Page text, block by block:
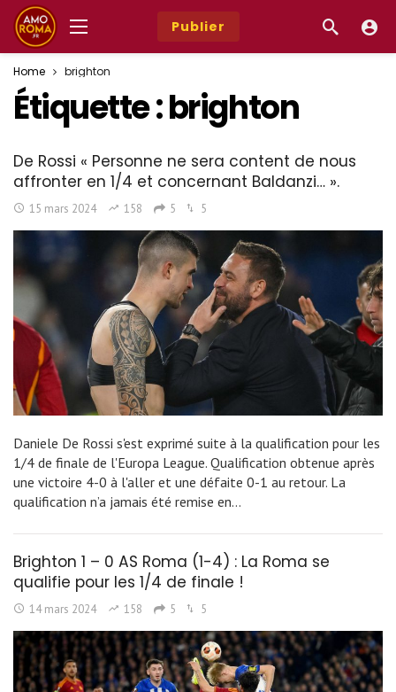
Publier
Home brighton
Étiquette :brighton
De Rossi « Personne ne sera content de nous
affronter en 1/4 et concernant Baldanzi… ».
15 mars 2024 158 5 5
Daniele De Rossi s'est exprimé suite à la qualification pour les
1/4 de finale de l'Europa League. Qualification obtenue après
une victoire 4-0 à l'aller et une défaite 0-1 au retour. La
qualification n’a jamais été remise en…
Brighton 1 – 0 AS Roma (1-4) : La Roma se
qualifie pour les 1/4 de finale !
14 mars 2024 158 5 5